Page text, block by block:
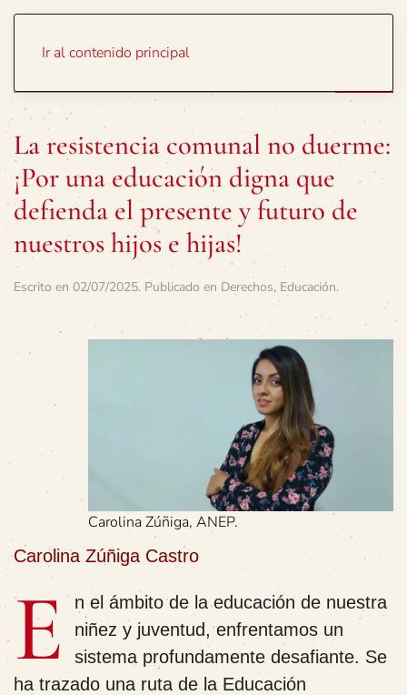
Ir al contenido principal
La resistencia comunal no duerme:
¡Por una educación digna que
defienda el presente y futuro de
nuestros hijos e hijas!
Escrito en 02/07/2025. Publicado en Derechos, Educación.
Carolina Zúñiga, ANEP.
Carolina Zúñiga Castro
E
n el ámbito de la educación de nuestra
niñez y juventud, enfrentamos un
sistema profundamente desafiante. Se
ha trazado una ruta de la Educación